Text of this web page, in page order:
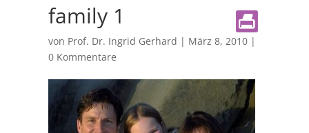
family 1
von Prof. Dr. Ingrid Gerhard | März 8, 2010|
0 Kommentare